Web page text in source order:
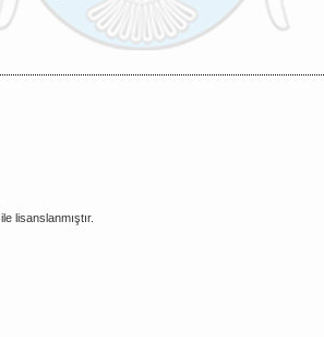
ile lisanslanmıştır.